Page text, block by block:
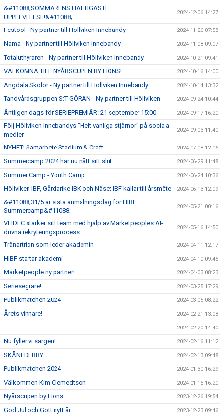
&#11088;SOMMARENS HÄFTIGASTE
UPPLEVELESE!&#11088;
2024-12-06 14:27
Festool - Ny partner till Höllviken Innebandy 2024-11-26 07:58
Nama - Ny partner till Höllviken Innebandy 2024-11-08 09:07
Totaluthyraren - Ny partner till Höllviken Innebandy 2024-10-21 09:41
VÄLKOMNA TILL NYÅRSCUPEN BY LIONS! 2024-10-16 14:00
Ängdala Skolor - Ny partner till Höllviken Innebandy 2024-10-14 13:32
Tandvårdsgruppen S:T GÖRAN - Ny partner till Höllviken 2024-09-24 10:44
Äntligen dags för SERIEPREMIÄR: 21 september 15:00 2024-09-17 16:20
Följ Höllviken Innebandys "Helt vanliga stjärnor" på sociala
medier
2024-09-03 11:40
NYHET! Samarbete Stadium & Craft 2024-07-08 12:06
Summercamp 2024 har nu nått sitt slut 2024-06-29 11:48
Summer Camp - Youth Camp 2024-06-24 10:36
Höllviken IBF, Gårdarike IBK och Näset IBF kallar till årsmöte 2024-06-13 12:09
&#11088;31/5 är sista anmälningsdag för HIBF
Summercamp&#11088;
2024-05-21 00:16
VEIDEC stärker sitt team med hjälp av Marketpeoples AI-
drivna rekryteringsprocess
2024-05-16 14:50
Tränartrion som leder akademin 2024-04-11 12:17
HIBF startar akademi 2024-04-10 09:45
Marketpeople ny partner! 2024-04-03 08:23
Seriesegrare! 2024-03-25 17:29
Publikmatchen 2024 2024-03-05 08:22
Årets vinnare! 2024-02-21 13:08
2024-02-20 14:40
Nu fyller vi sargen! 2024-02-16 11:12
SKÅNEDERBY 2024-02-13 09:48
Publikmatchen 2024 2024-01-30 16:29
Välkommen Kim Clemedtson 2024-01-15 16:20
Nyårscupen by Lions 2023-12-26 19:54
God Jul och Gott nytt år 2023-12-23 09:46